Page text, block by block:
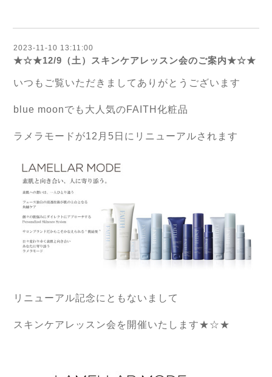
2023-11-10 13:11:00
★☆★12/9（土）スキンケアレッスン会のご案内★☆★
いつもご覧いただきましてありがとうございます
blue moonでも大人気のFAITH化粧品
ラメラモードが12月5日にリニューアルされます
リニューアル記念にともないまして
スキンケアレッスン会を開催いたします★☆★